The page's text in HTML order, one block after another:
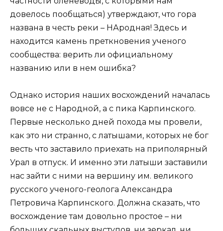
довелось пообщаться) утверждают, что гора
названа в честь реки – НАродная! Здесь и
находится камень преткновения ученого
сообщества: верить ли официальному
названию или в нем ошибка?
Однако история наших восхождений началась
вовсе не с Народной, а с пика Карпинского.
Первые несколько дней похода мы провели,
как это ни странно, с латышами, которых не бог
весть что заставило приехать на приполярный
Урал в отпуск. И именно эти латыши заставили
нас зайти с ними на вершину им. великого
русского ученого-геолога Александра
Петровича Карпинского. Должна сказать, что
восхождение там довольно простое – ни